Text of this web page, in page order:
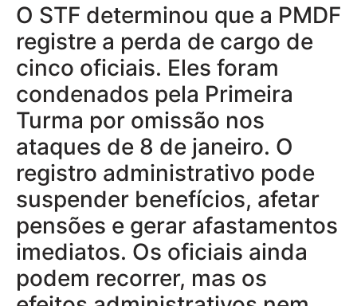
O STF determinou que a PMDF
registre a perda de cargo de
cinco oficiais. Eles foram
condenados pela Primeira
Turma por omissão nos
ataques de 8 de janeiro. O
registro administrativo pode
suspender benefícios, afetar
pensões e gerar afastamentos
imediatos. Os oficiais ainda
podem recorrer, mas os